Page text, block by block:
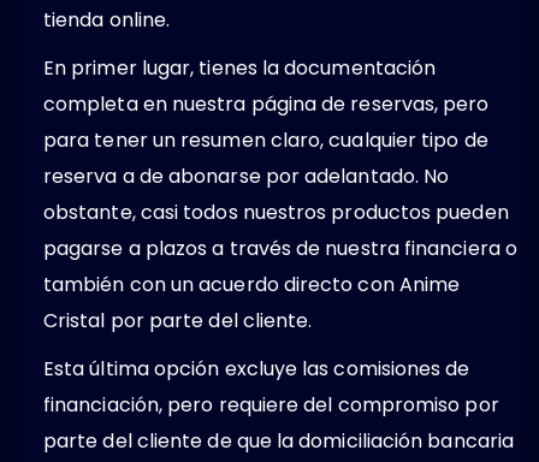
tienda online.
En primer lugar, tienes la documentación
completa en nuestra página de reservas, pero
para tener un resumen claro, cualquier tipo de
reserva a de abonarse por adelantado. No
obstante, casi todos nuestros productos pueden
pagarse a plazos a través de nuestra financiera o
también con un acuerdo directo con Anime
Cristal por parte del cliente.
Esta última opción excluye las comisiones de
financiación, pero requiere del compromiso por
parte del cliente de que la domiciliación bancaria